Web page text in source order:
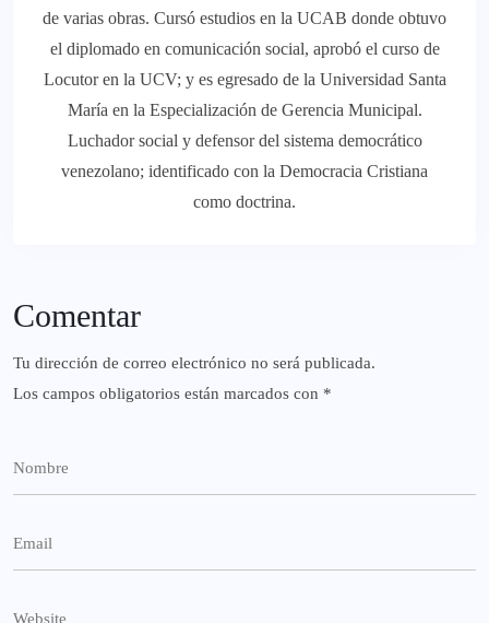
de varias obras. Cursó estudios en la UCAB donde obtuvo
el diplomado en comunicación social, aprobó el curso de
Locutor en la UCV; y es egresado de la Universidad Santa
María en la Especialización de Gerencia Municipal.
Luchador social y defensor del sistema democrático
venezolano; identificado con la Democracia Cristiana
como doctrina.
Comentar
Tu dirección de correo electrónico no será publicada.
Los campos obligatorios están marcados con *